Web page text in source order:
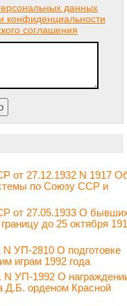
данных
конфиденциальности
соглашения
от 27.12.1932 N 1917
по Союзу ССР и
от 27.05.1933 О
до 25 октября
УП-2810 О подготовке
играм 1992 года
N УП-1992 О
Д.Б. орденом Красной